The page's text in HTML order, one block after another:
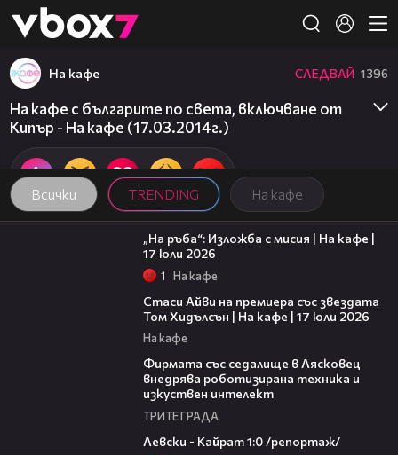
👾
Всички TRENDING На кафе
На кафе СЛЕДВАЙ 1396
На кафе с българите по света, включване от
Кипър - На кафе (17.03.2014г.)
09:09
„На ръба“: Изложба с мисия | На кафе |
17 юли 2026
1 На кафе
Стаси Айви на премиера със звездата
Том Хидълсън | На кафе | 17 юли 2026
На кафе
Фирмата със седалище в Лясковец
внедрява роботизирана техника и
изкуствен интелект
ТРИТЕ ГРАДА
Левски - Кайрат 1:0 /репортаж/